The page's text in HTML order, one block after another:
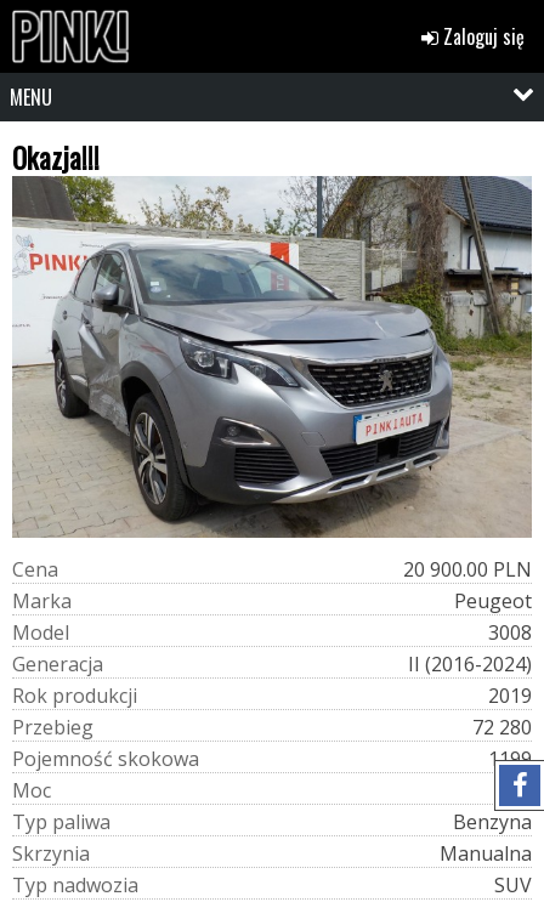
Zaloguj się
MENU
Okazja!!!
Cena
20 900.00 PLN
Marka
Peugeot
Model
3008
Generacja
II (2016-2024)
Rok produkcji
2019
Przebieg
72 280
Pojemność skokowa
1199
Moc
130
Typ paliwa
Benzyna
Skrzynia
Manualna
Typ nadwozia
SUV